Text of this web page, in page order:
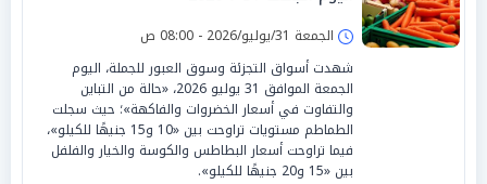
الجمعة 31/يوليو/2026 - 08:00 ص
شهدت أسواق التجزئة وسوق العبور للجملة، اليوم
الجمعة الموافق 31 يوليو 2026، «حالة من التباين
والتفاوت في أسعار الخضروات والفاكهة»؛ حيث سجلت
الطماطم مستويات تراوحت بين «10 و15 جنيهًا للكيلو»،
فيما تراوحت أسعار البطاطس والكوسة والخيار والفلفل
بين «15 و20 جنيهًا للكيلو».